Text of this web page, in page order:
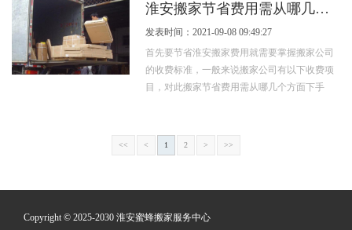
淮安搬家节省费用需从哪几个方面下手呢？
发表时间：2021-09-08 09:49:27
首先要节省淮安搬家费用就需要掌握搬家公司
的收费标准，一般来说搬家公司有以下收费项
目，对此搬家节省费用需从哪几个方面下手
<< < 1 2 > >>
Copyright © 2025-2030 淮安蜜蜂搬家服务中心